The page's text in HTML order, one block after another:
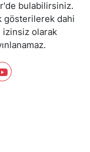
bulabilirsiniz.
gösterilerek dahi
izinsiz olarak